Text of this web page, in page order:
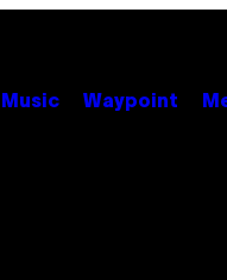
Music Waypoint